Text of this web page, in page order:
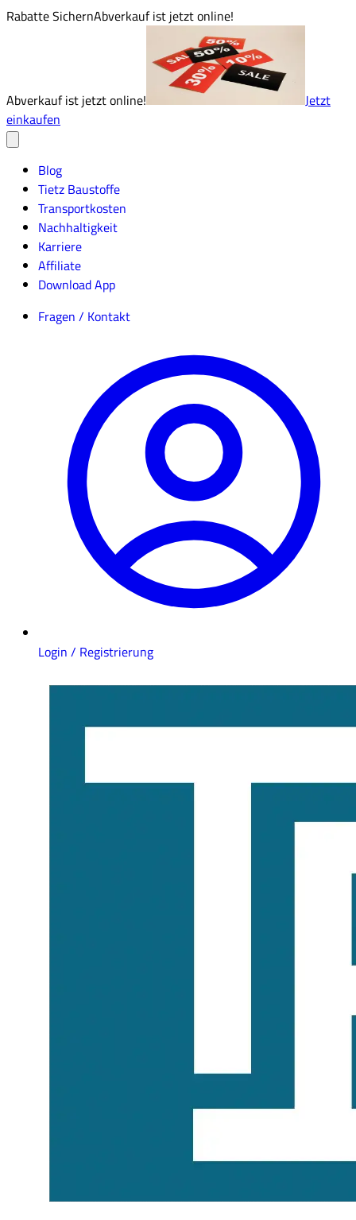
Rabatte SichernAbverkauf ist jetzt online!
Abverkauf ist jetzt online!
Jetzt
einkaufen
Blog
Tietz Baustoffe
Transportkosten
Nachhaltigkeit
Karriere
Affiliate
Download App
Fragen / Kontakt
Login / Registrierung